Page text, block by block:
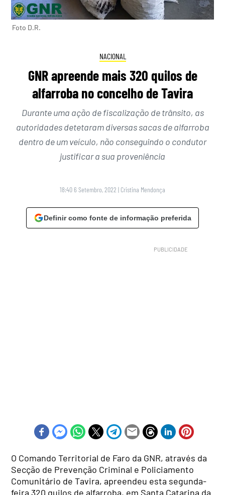
Foto D.R.
NACIONAL
GNR apreende mais 320 quilos de
alfarroba no concelho de Tavira
Durante uma ação de fiscalização de trânsito, as
autoridades detetaram diversas sacas de alfarroba
dentro de um veículo, não conseguindo o condutor
justificar a sua proveniência
18:40 6 Setembro, 2022 | Cristina Mendonça
Definir como fonte de informação preferida
O Comando Territorial de Faro da GNR, através da
Secção de Prevenção Criminal e Policiamento
Comunitário de Tavira, apreendeu esta segunda-
feira 320 quilos de alfarroba, em Santa Catarina da